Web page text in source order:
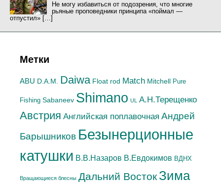
Не могу избавиться от подозрения, что многие
рьяные проповедники принципа «поймал —
отпустил» […]
Метки
ABU D.A.M. Daiwa Float rod Match Mitchell Pure
Fishing Sabaneev Shimano UL А.H.Терещенко
Австрия Английская поплавочная Андрей
Барышников Безынерционные
катушки В.В.Назаров В.Евдокимов ВДНХ
Вращающиеся блесны Дальний Восток Зима